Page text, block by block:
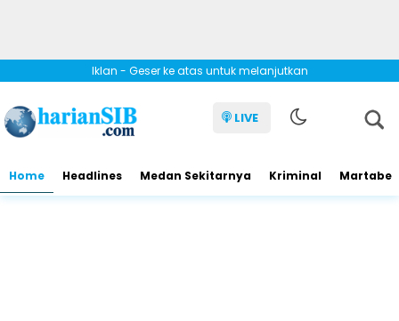
Iklan - Geser ke atas untuk melanjutkan
LIVE
Home Headlines Medan Sekitarnya Kriminal Martabe